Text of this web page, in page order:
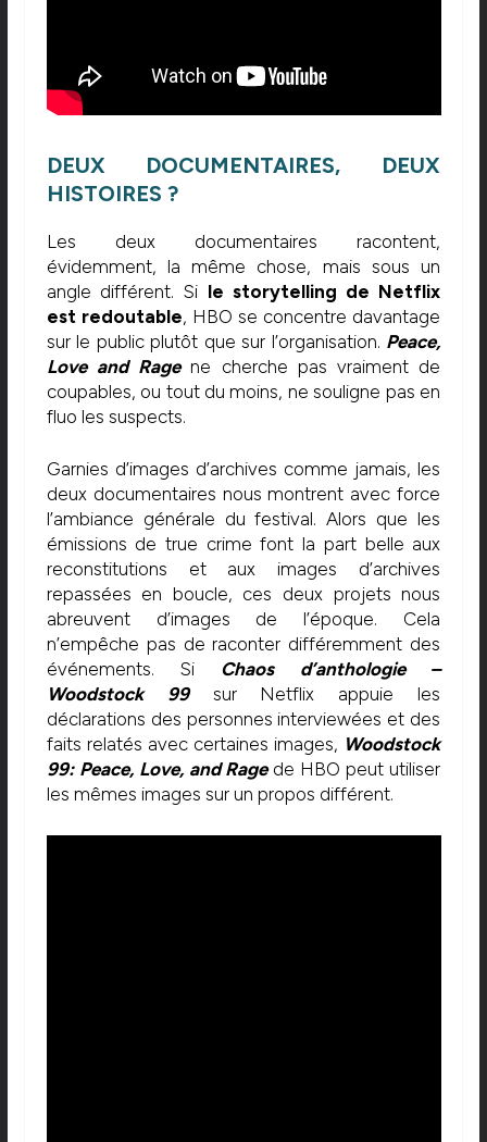
DEUX DOCUMENTAIRES, DEUX
HISTOIRES ?
Les deux documentaires racontent,
évidemment, la même chose, mais sous un
angle différent. Si le storytelling de Netflix
est redoutable, HBO se concentre davantage
sur le public plutôt que sur l’organisation. Peace,
Love and Ragene cherche pas vraiment de
coupables, ou tout du moins, ne souligne pas en
fluo les suspects.
Garnies d’images d’archives comme jamais, les
deux documentaires nous montrent avec force
l’ambiance générale du festival. Alors que les
émissions de true crime font la part belle aux
reconstitutions et aux images d’archives
repassées en boucle, ces deux projets nous
abreuvent d’images de l’époque. Cela
n’empêche pas de raconter différemment des
événements. Si Chaos d’anthologie –
Woodstock 99sur Netflix appuie les
déclarations des personnes interviewées et des
faits relatés avec certaines images, Woodstock
99: Peace, Love, and Ragede HBO peut utiliser
les mêmes images sur un propos différent.